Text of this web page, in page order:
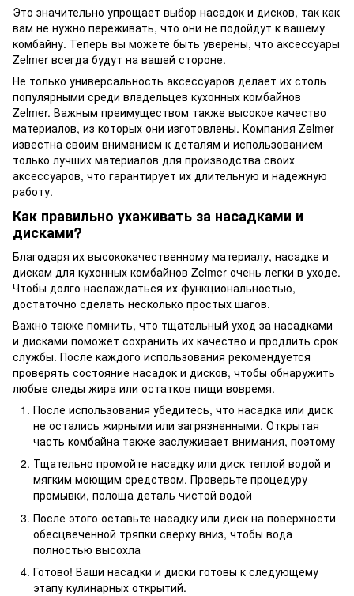
Это значительно упрощает выбор насадок и дисков, так как
вам не нужно переживать, что они не подойдут к вашему
комбайну. Теперь вы можете быть уверены, что аксессуары
Zelmer всегда будут на вашей стороне.
Не только универсальность аксессуаров делает их столь
популярными среди владельцев кухонных комбайнов
Zelmer. Важным преимуществом также высокое качество
материалов, из которых они изготовлены. Компания Zelmer
известна своим вниманием к деталям и использованием
только лучших материалов для производства своих
аксессуаров, что гарантирует их длительную и надежную
работу.
Как правильно ухаживать за насадками и
дисками?
Благодаря их высококачественному материалу, насадке и
дискам для кухонных комбайнов Zelmer очень легки в уходе.
Чтобы долго наслаждаться их функциональностью,
достаточно сделать несколько простых шагов.
Важно также помнить, что тщательный уход за насадками
и дисками поможет сохранить их качество и продлить срок
службы. После каждого использования рекомендуется
проверять состояние насадок и дисков, чтобы обнаружить
любые следы жира или остатков пищи вовремя.
После использования убедитесь, что насадка или диск
не остались жирными или загрязненными. Открытая
часть комбайна также заслуживает внимания, поэтому
Тщательно промойте насадку или диск теплой водой и
мягким моющим средством. Проверьте процедуру
промывки, полоща деталь чистой водой
После этого оставьте насадку или диск на поверхности
обесцвеченной тряпки сверху вниз, чтобы вода
полностью высохла
Готово! Ваши насадки и диски готовы к следующему
этапу кулинарных открытий.